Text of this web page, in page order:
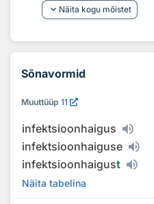
keyboard_arrow_down Näita kogu mõistet
Sõnavormid
Muuttüüp 11
infektsioonhaigus
infektsioonhaiguse
infektsioonhaigust
Näita tabelina